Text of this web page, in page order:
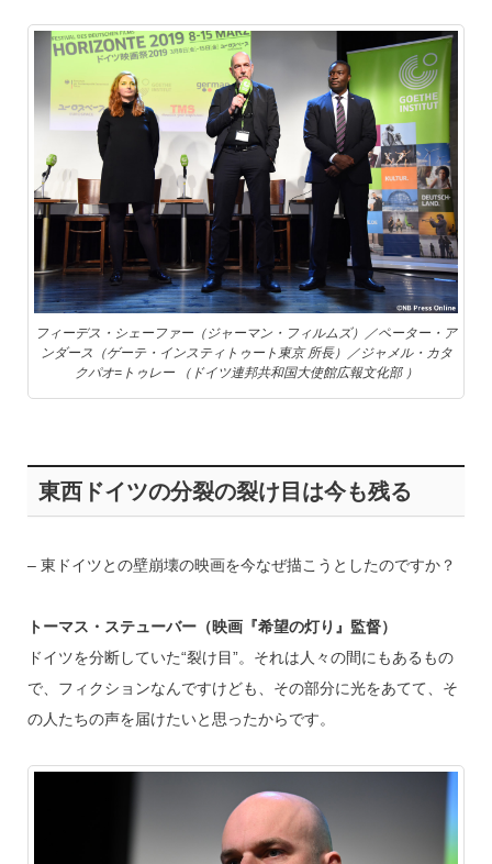
フィーデス・シェーファー（ジャーマン・フィルムズ）／ペーター・ア
ンダース（ゲーテ・インスティトゥート東京 所長）／ジャメル・カタ
クパオ=トゥレー （ドイツ連邦共和国大使館広報文化部 ）
東西ドイツの分裂の裂け目は今も残る
– 東ドイツとの壁崩壊の映画を今なぜ描こうとしたのですか？
トーマス・ステューバー（映画『希望の灯り』監督）
ドイツを分断していた“裂け目”。それは人々の間にもあるもの
で、フィクションなんですけども、その部分に光をあてて、そ
の人たちの声を届けたいと思ったからです。